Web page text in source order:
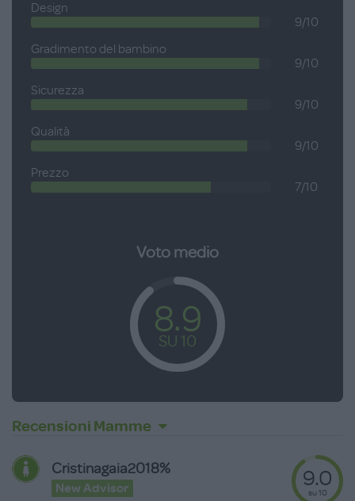
coordinato. Questo succhietto è adatto per bambini dai 6 ai
36 mesi.
Design
9/10
Gradimento del bambino
9/10
Sicurezza
9/10
Qualità
9/10
Prezzo
7/10
Voto medio
8.9
SU 10
Recensioni Mamme
Cristinagaia2018%
New Advisor 9.0
su 10